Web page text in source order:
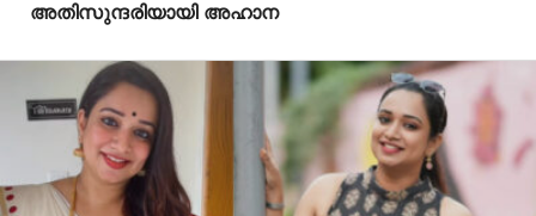
അതിസുന്ദരിയായി അഹാന